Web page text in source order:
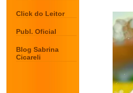
Click do Leitor
Publ. Oficial
Blog Sabrina
Cicareli